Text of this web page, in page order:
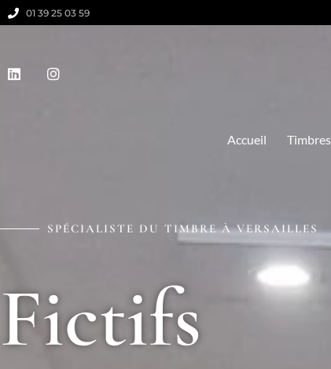
01 39 25 03 59
Accueil Timbres
SPÉCIALISTE DU TIMBRE À VERSAILLES
Fictifs